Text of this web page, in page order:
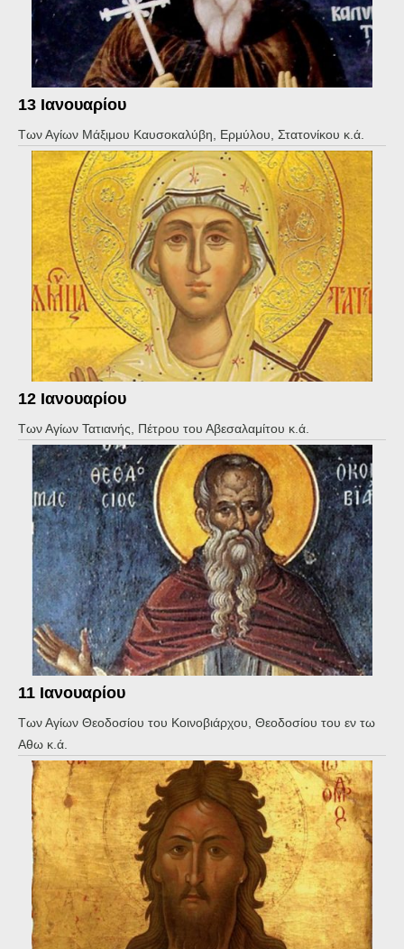
13 Ιανουαρίου
Των Αγίων Μάξιμου Καυσοκαλύβη, Ερμύλου, Στατονίκου κ.ά.
12 Ιανουαρίου
Των Αγίων Τατιανής, Πέτρου του Αβεσαλαμίτου κ.ά.
11 Ιανουαρίου
Των Αγίων Θεοδοσίου του Κοινοβιάρχου, Θεοδοσίου του εν τω
Αθω κ.ά.